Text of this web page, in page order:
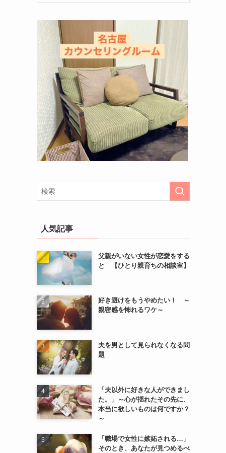
人気記事
父親がいない女性が恋愛をする
と 【ひとり親育ちの相談室】
好き避けをもうやめたい！ ～
親密感を怖れるワケ～
夫を男として見られなくなる問
題
「夫以外に好きな人ができまし
た。」～心が揺れたその先に、
本当に欲しいものは何ですか？
～
「職場で女性に嫉妬される…」
そのとき、あなたが見つめるべ